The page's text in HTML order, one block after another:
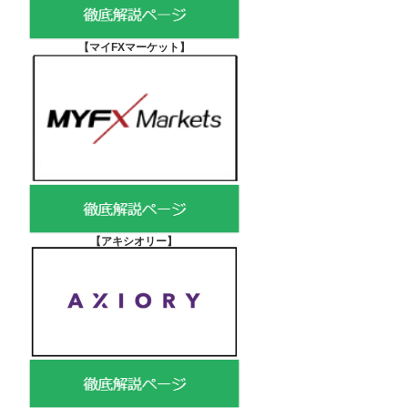
【マイFXマーケット 】
【アキシオリー】